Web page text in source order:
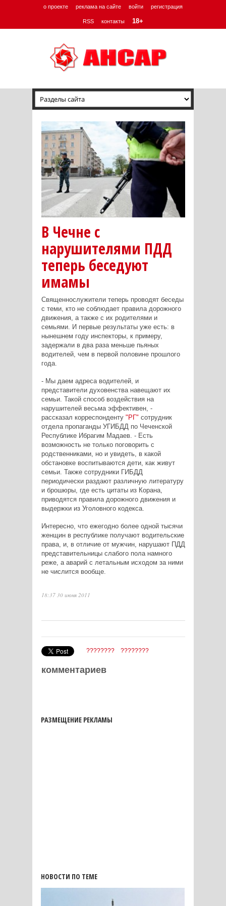
о проекте реклама на сайте войти регистрация
RSS контакты 18+
В Чечне с
нарушителями ПДД
теперь беседуют
имамы
Священнослужители теперь проводят беседы
с теми, кто не соблюдает правила дорожного
движения, а также с их родителями и
семьями. И первые результаты уже есть: в
нынешнем году инспекторы, к примеру,
задержали в два раза меньше пьяных
водителей, чем в первой половине прошлого
года.
- Мы даем адреса водителей, и
представители духовенства навещают их
семьи. Такой способ воздействия на
нарушителей весьма эффективен, -
рассказал корреспонденту "РГ" сотрудник
отдела пропаганды УГИБДД по Чеченской
Республике Ибрагим Мадаев. - Есть
возможность не только поговорить с
родственниками, но и увидеть, в какой
обстановке воспитываются дети, как живут
семьи. Также сотрудники ГИБДД
периодически раздают различную литературу
и брошюры, где есть цитаты из Корана,
приводятся правила дорожного движения и
выдержки из Уголовного кодекса.
Интересно, что ежегодно более одной тысячи
женщин в республике получают водительские
права, и, в отличие от мужчин, нарушают ПДД
представительницы слабого пола намного
реже, а аварий с летальным исходом за ними
не числится вообще.
18:37 30 июня 2011
???????? ????????
комментариев
РАЗМЕЩЕНИЕ РЕКЛАМЫ
НОВОСТИ ПО ТЕМЕ